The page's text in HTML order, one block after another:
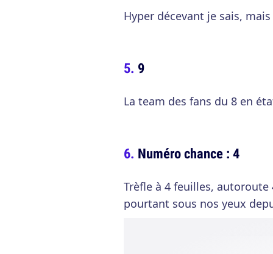
Hyper décevant je sais,
9
La team des fans du 8 en
Numéro chance : 4
Trèfle à 4 feuilles,
pourtant sous nos yeux